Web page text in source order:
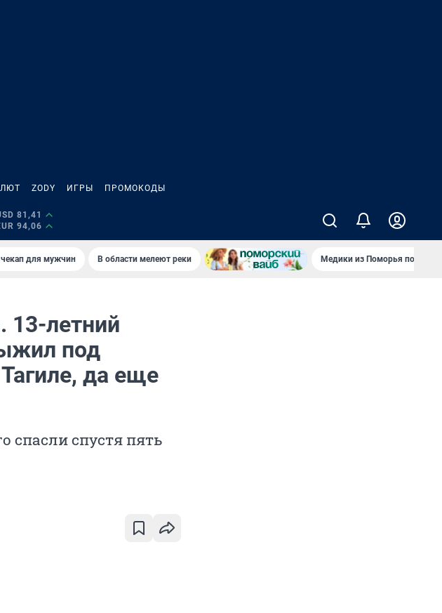
ZODY ИГРЫ ПРОМОКОДЫ
81,41
94,06
для мужчин В области мелеют реки Медики из Поморья поехали
13-летний
под
да еще
спасли спустя пять